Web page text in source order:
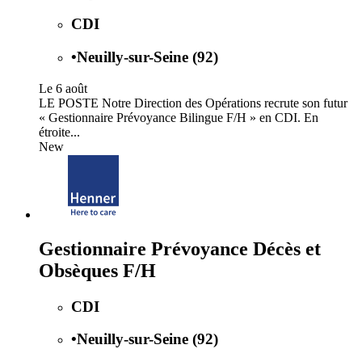
CDI
•Neuilly-sur-Seine (92)
Le 6 août
LE POSTE Notre Direction des Opérations recrute son futur
« Gestionnaire Prévoyance Bilingue F/H » en CDI. En
étroite...
New
Gestionnaire Prévoyance Décès et
Obsèques F/H
CDI
•Neuilly-sur-Seine (92)